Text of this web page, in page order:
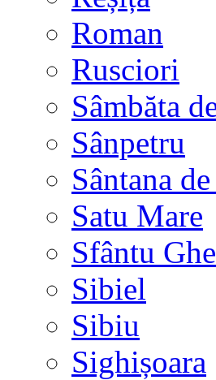
Roman
Rusciori
Sâmbăta
Sânpetru
Sântana
Satu Mare
Sfântu
Sibiel
Sibiu
Sighișoara